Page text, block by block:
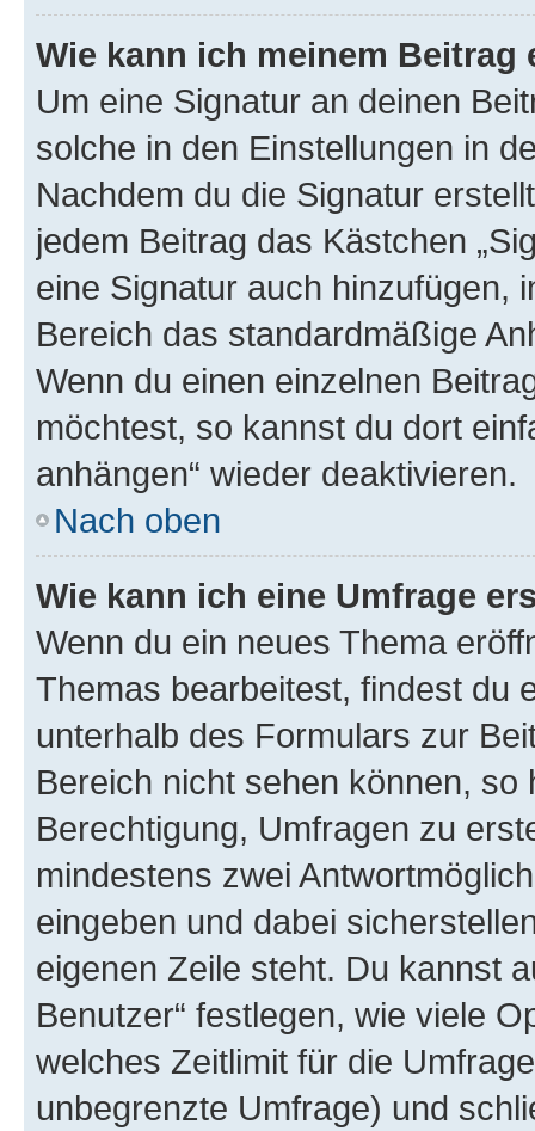
Wie kann ich meinem
Um eine Signatur an deinen
solche in den Einstellungen in
Nachdem du die Signatur
jedem Beitrag das Kästchen
eine Signatur auch hinzufügen,
Bereich das standardmäßige
Wenn du einen einzelnen
möchtest, so kannst du dort
anhängen“ wieder deaktivieren.
Nach oben
Wie kann ich eine Umfrage
Wenn du ein neues Thema
Themas bearbeitest, findest du
unterhalb des Formulars zur
Bereich nicht sehen können,
Berechtigung, Umfragen zu
mindestens zwei
eingeben und dabei
eigenen Zeile steht. Du kannst
Benutzer“ festlegen, wie viele
welches Zeitlimit für die
unbegrenzte Umfrage) und